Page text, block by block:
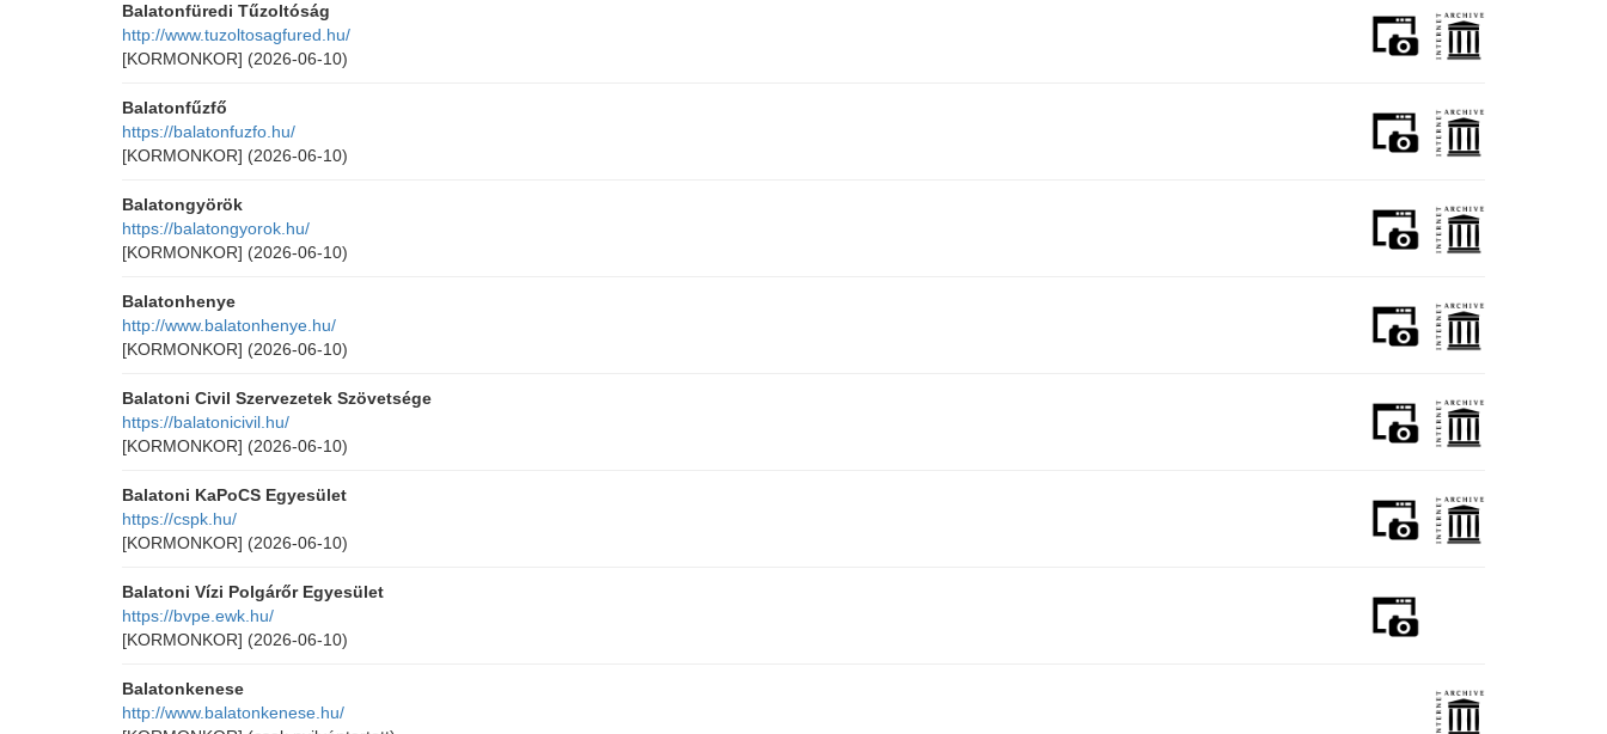
Balatonfüredi Tűzoltóság
http://www.tuzoltosagfured.hu/
[KORMONKOR] (2026-06-10)
Balatonfűzfő
https://balatonfuzfo.hu/
[KORMONKOR] (2026-06-10)
Balatongyörök
https://balatongyorok.hu/
[KORMONKOR] (2026-06-10)
Balatonhenye
http://www.balatonhenye.hu/
[KORMONKOR] (2026-06-10)
Balatoni Civil Szervezetek Szövetsége
https://balatonicivil.hu/
[KORMONKOR] (2026-06-10)
Balatoni KaPoCS Egyesület
https://cspk.hu/
[KORMONKOR] (2026-06-10)
Balatoni Vízi Polgárőr Egyesület
https://bvpe.ewk.hu/
[KORMONKOR] (2026-06-10)
Balatonkenese
http://www.balatonkenese.hu/